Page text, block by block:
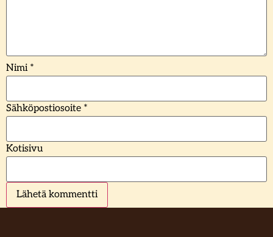
Nimi *
Sähköpostiosoite *
Kotisivu